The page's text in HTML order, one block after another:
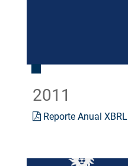
2011
Reporte Anual XBRL